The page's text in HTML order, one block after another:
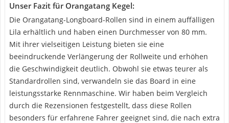
Unser Fazit für Orangatang Kegel:
Die Orangatang-Longboard-Rollen sind in einem auffälligen
Lila erhältlich und haben einen Durchmesser von 80 mm.
Mit ihrer vielseitigen Leistung bieten sie eine
beeindruckende Verlängerung der Rollweite und erhöhen
die Geschwindigkeit deutlich. Obwohl sie etwas teurer als
Standardrollen sind, verwandeln sie das Board in eine
leistungsstarke Rennmaschine. Wir haben beim Vergleich
durch die Rezensionen festgestellt, dass diese Rollen
besonders für erfahrene Fahrer geeignet sind, die nach extra